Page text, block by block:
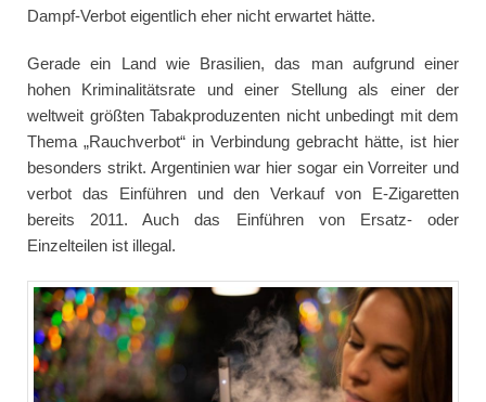
Dampf-Verbot eigentlich eher nicht erwartet hätte.
Gerade ein Land wie Brasilien, das man aufgrund einer
hohen Kriminalitätsrate und einer Stellung als einer der
weltweit größten Tabakproduzenten nicht unbedingt mit dem
Thema „Rauchverbot“ in Verbindung gebracht hätte, ist hier
besonders strikt. Argentinien war hier sogar ein Vorreiter und
verbot das Einführen und den Verkauf von E-Zigaretten
bereits 2011. Auch das Einführen von Ersatz- oder
Einzelteilen ist illegal.